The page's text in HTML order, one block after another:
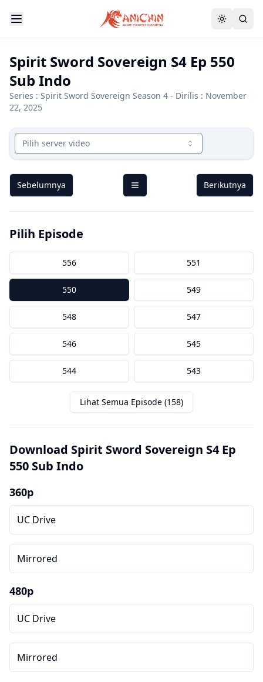
Spirit Sword Sovereign S4 Ep 550
Sub Indo
Series : Spirit Sword Sovereign Season 4 - Dirilis : November
22, 2025
Pilih server video
Sebelumnya Berikutnya
Pilih Episode
556 551
550 549
548 547
546 545
544 543
Lihat Semua Episode (158)
Download Spirit Sword Sovereign S4 Ep
550 Sub Indo
360p
UC Drive
Mirrored
480p
UC Drive
Mirrored